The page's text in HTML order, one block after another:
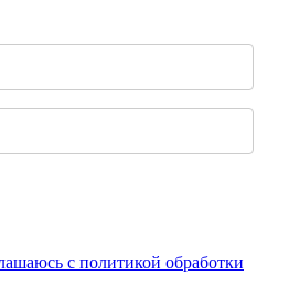
с политикой обработки